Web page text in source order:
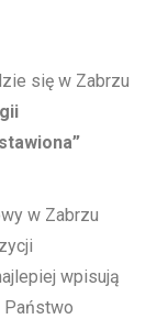
się w Zabrzu
w Zabrzu
wpisują
Państwo